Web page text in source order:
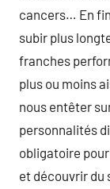
cancers… En
subir plus
franches
plus ou moins
nous entêter
personnalités
obligatoire
et découvrir du